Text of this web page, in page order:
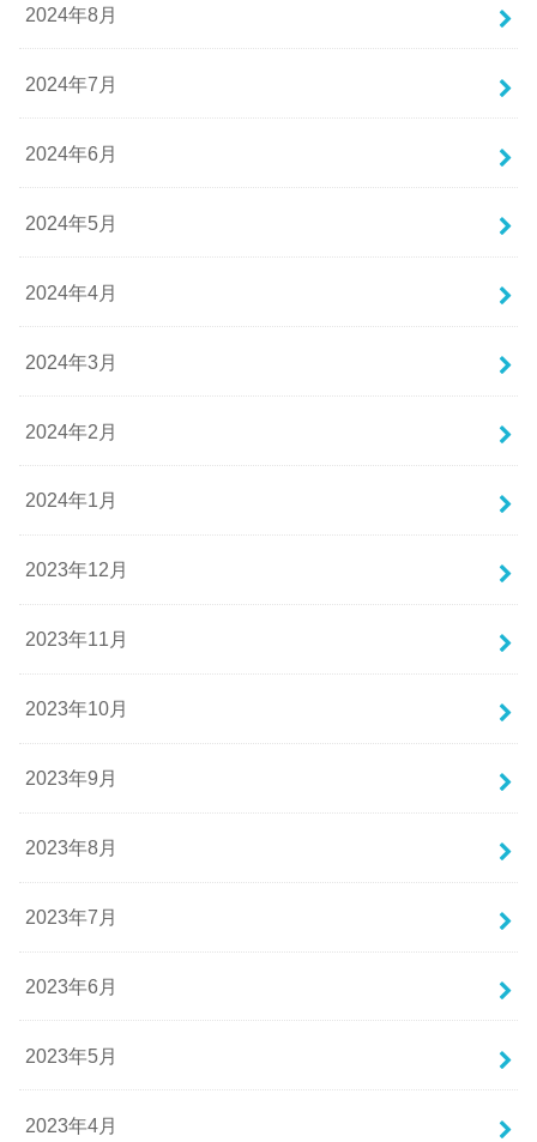
2024年8月
2024年7月
2024年6月
2024年5月
2024年4月
2024年3月
2024年2月
2024年1月
2023年12月
2023年11月
2023年10月
2023年9月
2023年8月
2023年7月
2023年6月
2023年5月
2023年4月